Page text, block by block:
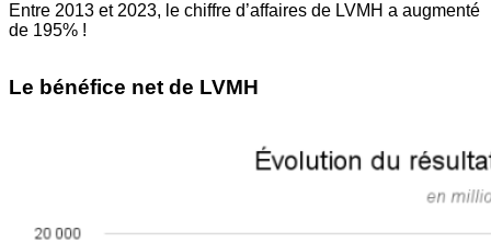
Entre 2013 et 2023, le chiffre d’affaires de LVMH a augmenté
de 195% !
Le bénéfice net de LVMH